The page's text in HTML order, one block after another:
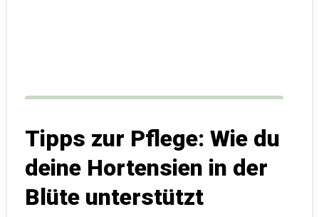
Tipps zur Pflege: Wie du
deine Hortensien in der
Blüte unterstützt